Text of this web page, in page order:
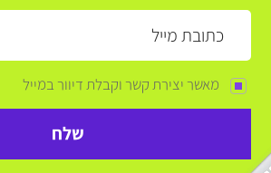
מאשר יצירת קשר וקבלת דיוור במייל
שלח